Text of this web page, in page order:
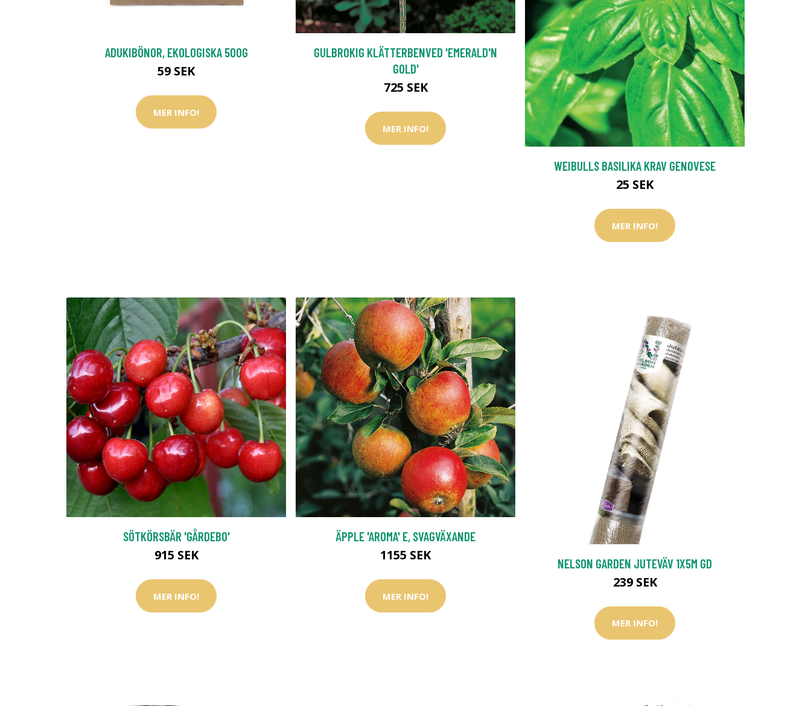
ADUKIBÖNOR, EKOLOGISKA 500G
59 SEK
MER INFO!
GULBROKIG KLÄTTERBENVED 'EMERALD'N
GOLD'
725 SEK
MER INFO!
WEIBULLS BASILIKA KRAV GENOVESE
25 SEK
MER INFO!
SÖTKÖRSBÄR 'GÅRDEBO'
915 SEK
MER INFO!
ÄPPLE 'AROMA' E, SVAGVÄXANDE
1155 SEK
MER INFO!
NELSON GARDEN JUTEVÄV 1X5M GD
239 SEK
MER INFO!